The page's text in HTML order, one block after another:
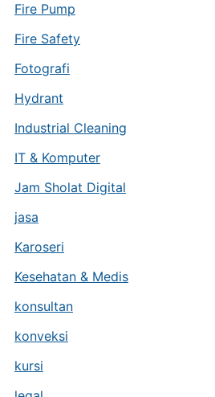
Fire Pump
Fire Safety
Fotografi
Hydrant
Industrial Cleaning
IT & Komputer
Jam Sholat Digital
jasa
Karoseri
Kesehatan & Medis
konsultan
konveksi
kursi